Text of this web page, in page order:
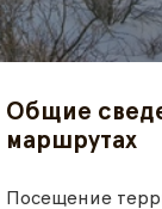
Общие
маршрутах
Посещение